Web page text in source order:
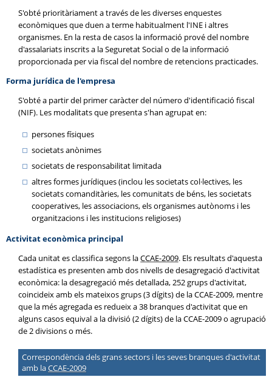
S'obté prioritàriament a través de les diverses enquestes
econòmiques que duen a terme habitualment l'INE i altres
organismes. En la resta de casos la informació prové del nombre
d'assalariats inscrits a la Seguretat Social o de la informació
proporcionada per via fiscal del nombre de retencions practicades.
Forma jurídica de l'empresa
S'obté a partir del primer caràcter del número d'identificació fiscal
(NIF). Les modalitats que presenta s'han agrupat en:
persones físiques
societats anònimes
societats de responsabilitat limitada
altres formes jurídiques (inclou les societats col·lectives, les
societats comanditàries, les comunitats de béns, les societats
cooperatives, les associacions, els organismes autònoms i les
organitzacions i les institucions religioses)
Activitat econòmica principal
Cada unitat es classifica segons laCCAE-2009. Els resultats d'aquesta
estadística es presenten amb dos nivells de desagregació d'activitat
econòmica: la desagregació més detallada, 252 grups d'activitat,
coincideix amb els mateixos grups (3 dígits) de la CCAE-2009, mentre
que la més agregada es redueix a 38 branques d'activitat que en
alguns casos equival a la divisió (2 dígits) de la CCAE-2009 o agrupació
de 2 divisions o més.
Correspondència dels grans sectors i les seves branques d'activitat
amb laCCAE-2009